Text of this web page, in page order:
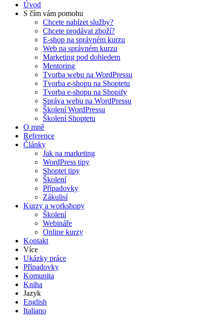
Úvod
S čím vám pomohu
Chcete nabízet služby?
Chcete prodávat zboží?
E-shop na správném kurzu
Web na správném kurzu
Marketing pod dohledem
Mentoring
Tvorba webu na WordPressu
Tvorba e-shopu na Shoptetu
Tvorba e-shopu na Shopify
Správa webu na WordPressu
Školení WordPressu
Školení Shoptetu
O mně
Reference
Články
Jak na marketing
WordPress tipy
Shoptet tipy
Školení
Případovky
Zákulisí
Kurzy a workshopy
Školení
Webináře
Online kurzy
Kontakt
Více
Ukázky práce
Případovky
Komunita
Kniha
Jazyk
English
Italiano